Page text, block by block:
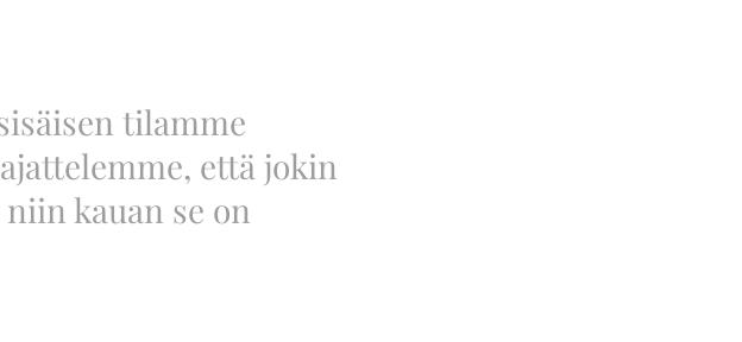
tilamme
että jokin
kauan se on